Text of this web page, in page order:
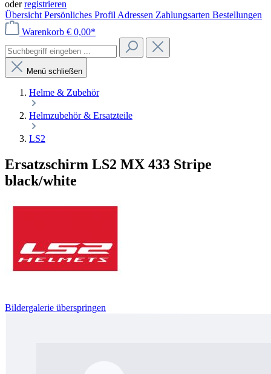
oderregistrieren
Übersicht Persönliches Profil Adressen Zahlungsarten Bestellungen
Warenkorb € 0,00*
Menü schließen
Helme & Zubehör
Helmzubehör & Ersatzteile
LS2
Ersatzschirm LS2 MX 433 Stripe
black/white
Bildergalerie überspringen